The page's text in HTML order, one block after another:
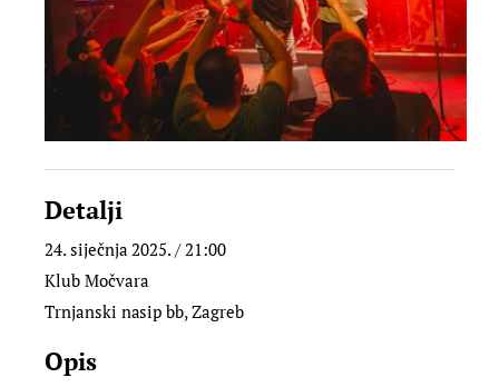
Detalji
24. siječnja 2025. / 21:00
Klub Močvara
Trnjanski nasip bb, Zagreb
Opis